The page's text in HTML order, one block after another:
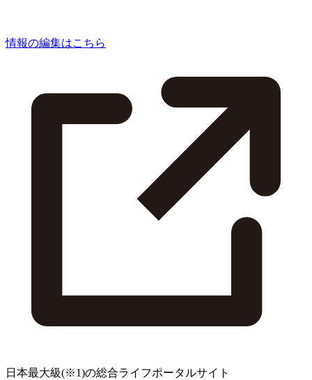
情報の編集はこちら
日本最大級(※1)の総合ライフポータルサイト